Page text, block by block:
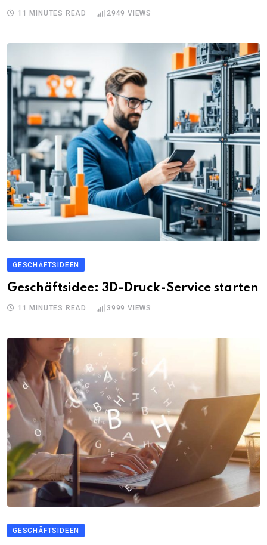
11 MINUTES READ 2949 VIEWS
GESCHÄFTSIDEEN
Geschäftsidee: 3D-Druck-Service starten
11 MINUTES READ 3999 VIEWS
GESCHÄFTSIDEEN